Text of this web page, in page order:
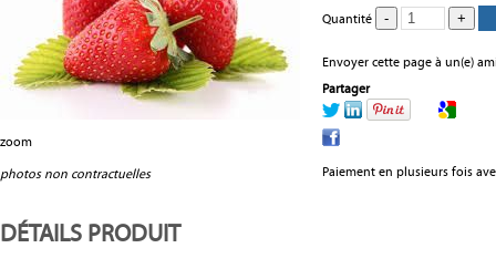
zoom
photos non contractuelles
Quantité
Envoyer cette page à un(e)
Partager
Paiement en plusieurs fois
DÉTAILS PRODUIT